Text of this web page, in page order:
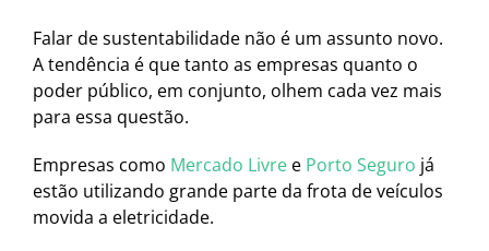
Falar de sustentabilidade não é um assunto novo.
A tendência é que tanto as empresas quanto o
poder público, em conjunto, olhem cada vez mais
para essa questão.
Empresas como Mercado Livre e Porto Seguro já
estão utilizando grande parte da frota de veículos
movida a eletricidade.